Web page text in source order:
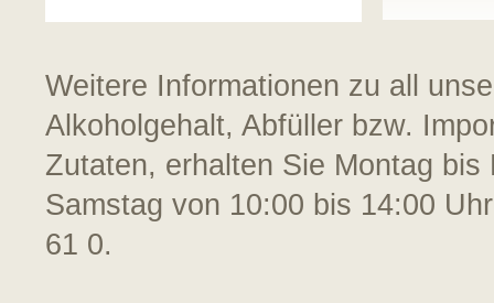
Weitere Informationen zu all
Alkoholgehalt, Abfüller bzw.
Zutaten, erhalten Sie Montag
Samstag von 10:00 bis 14:00
61 0.